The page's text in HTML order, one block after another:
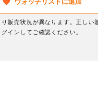
販売状況が異なります。正しい
グインしてご確認ください。